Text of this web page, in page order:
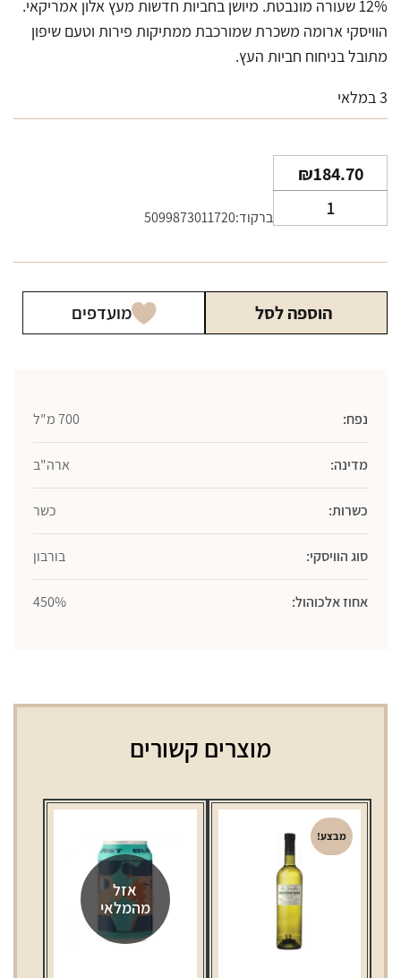
12% שעורה מונבטת. מיושן בחביות חדשות מעץ אלון אמריקאי.
הוויסקי ארומה משכרת שמורכבת ממתיקות פירות וטעם שיפון
מתובל בניחוח חביות העץ.
3 במלאי
₪184.70
של
ברקוד:5099873011720
הוספה לסל מועדפים
נפח: 700 מ"ל
מדינה: ארה"ב
כשרות: כשר
סוג הוויסקי: בורבון
אחוז אלכוהול: 450%
מוצרים קשורים
מבצע!
אזל
מהמלאי